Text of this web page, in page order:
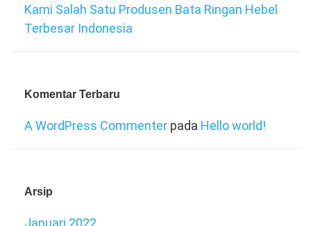
Kami Salah Satu Produsen Bata Ringan Hebel
Terbesar Indonesia
Komentar Terbaru
A WordPress Commenter pada Hello world!
Arsip
Januari 2022